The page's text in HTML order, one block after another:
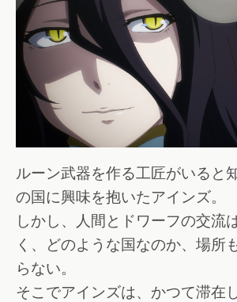
ルーン武器を作る工匠がいると
の国に興味を抱いたアインズ。
しかし、人間とドワーフの交流
く、どのような国なのか、場所
らない。
そこでアインズは、かつて滞在